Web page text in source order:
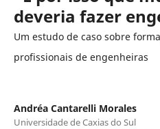
deveria fazer
Um estudo de caso sobre
profissionais de engenheiras
Andréa Cantarelli Morales
Universidade de Caxias do Sul